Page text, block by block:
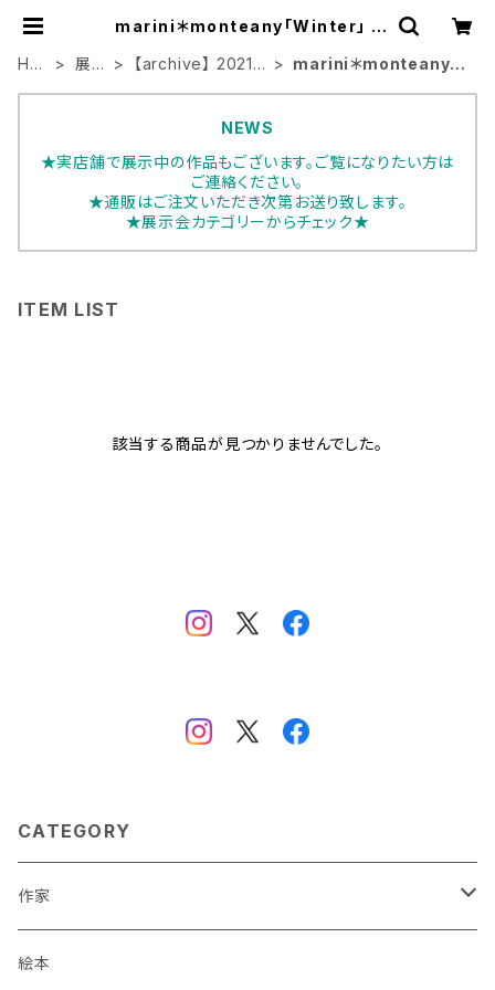
marini＊monteany「Winter」 |
HO
展示
【archive】 2021
marini＊monteany
NEWS
★実店舗で展示中の作品もございます。ご覧になりたい方は
ご連絡ください。
★通販はご注文いただき次第お送り致します。
★展示会カテゴリーからチェック★
ITEM LIST
該当する商品が見つかりませんでした。
CATEGORY
作家
蒼川わか
絵本